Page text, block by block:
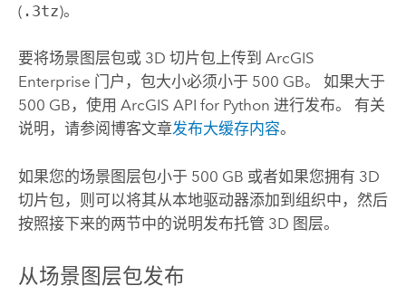
( .3tz)。
要将场景图层包或 3D 切片包上传到 ArcGIS
Enterprise 门户，包大小必须小于 500 GB。 如果大于
500 GB，使用 ArcGIS API for Python 进行发布。 有关
说明，请参阅博客文章发布大缓存内容。
如果您的场景图层包小于 500 GB 或者如果您拥有 3D
切片包，则可以将其从本地驱动器添加到组织中，然后
按照接下来的两节中的说明发布托管 3D 图层。
从场景图层包发布